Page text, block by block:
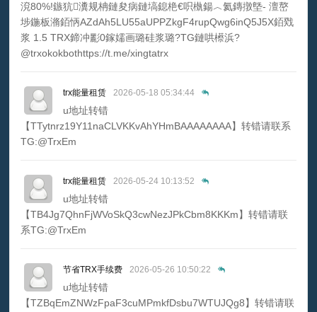
渷80%!鏃犺瀵规柟鏈夋病鏈塙鎴栬€呮槸鍚︿氦鏄撴墍- 澶嶅
埗鍦板潃銆怲AZdAh5LU55aUPPZkgF4rupQwg6inQ5J5X銆戣
浆 1.5 TRX鍗冲彲0鎵嬬画璐硅浆璐?TG鏈哄櫒浜?
@trxokokbothttps://t.me/xingtatrx
trx能量租赁 2026-05-18 05:34:44
u地址转错
【TTytnrz19Y11naCLVKKvAhYHmBAAAAAAAA】转错请联系
TG:@TrxEm
trx能量租赁 2026-05-24 10:13:52
u地址转错
【TB4Jg7QhnFjWVoSkQ3cwNezJPkCbm8KKKm】转错请联
系TG:@TrxEm
节省TRX手续费 2026-05-26 10:50:22
u地址转错
【TZBqEmZNWzFpaF3cuMPmkfDsbu7WTUJQg8】转错请联